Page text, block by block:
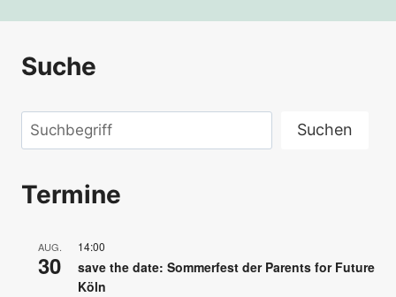
Alternative:
Suche
Suchen Suchen
Termine
AUG.
30
14:00
save the date: Sommerfest der Parents for Future
Köln